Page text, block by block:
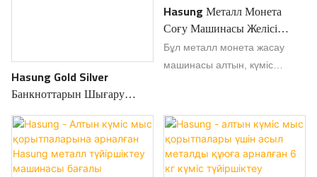
Hasung Gold Silver
Банкноттарын Шығару
Өндірістік Желісі
Hasung Металл Монета
Соғу Машинасы Желісі
Алтын Күміс Монета
Құймасына Арналған
Бұл металл монета жасау
машинасы алтын, күміс
арналған. Ол дәл басу
күшімен және біркелкі
қалыптау әсерімен
ерекшеленеді, бұл ұқыпты